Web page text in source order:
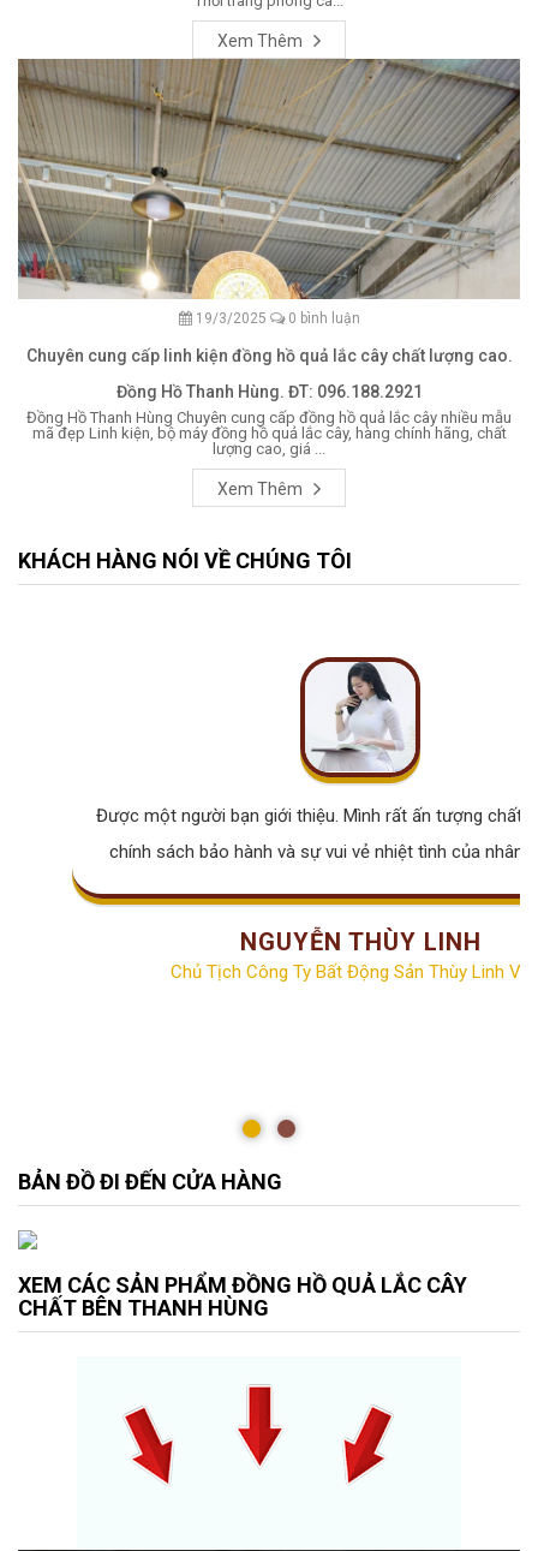
Xem Thêm
19/3/2025 0 bình luận
Chuyên cung cấp linh kiện đồng hồ quả lắc cây chất lượng cao.
Đồng Hồ Thanh Hùng. ĐT: 096.188.2921
Đồng Hồ Thanh Hùng Chuyên cung cấp đồng hồ quả lắc cây nhiều mẫu
mã đẹp Linh kiện, bộ máy đồng hồ quả lắc cây, hàng chính hãng, chất
lượng cao, giá ...
Xem Thêm
KHÁCH HÀNG NÓI VỀ CHÚNG TÔI
Được một người bạn giới thiệu. Mình rất ấn tượng chất
chính sách bảo hành và sự vui vẻ nhiệt tình của nhân
NGUYỄN THÙY LINH
Chủ Tịch Công Ty Bất Động Sản Thùy Linh
BẢN ĐỒ ĐI ĐẾN CỬA HÀNG
XEM CÁC SẢN PHẨM ĐỒNG HỒ QUẢ LẮC CÂY
CHẤT BÊN THANH HÙNG